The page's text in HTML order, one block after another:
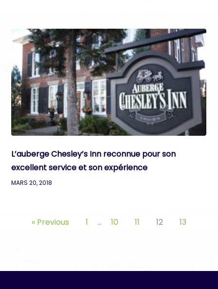
L’auberge Chesley’s Inn reconnue pour son
excellent service et son expérience
MARS 20, 2018
« Previous 1 … 10 11 12 13